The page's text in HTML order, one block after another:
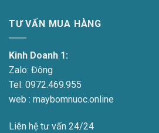
TƯ VẤN MUA HÀNG
Kinh Doanh 1:
Zalo: Đông
Tel: 0972.469.955
web : maybomnuoc.online
Liên hệ tư vấn 24/24